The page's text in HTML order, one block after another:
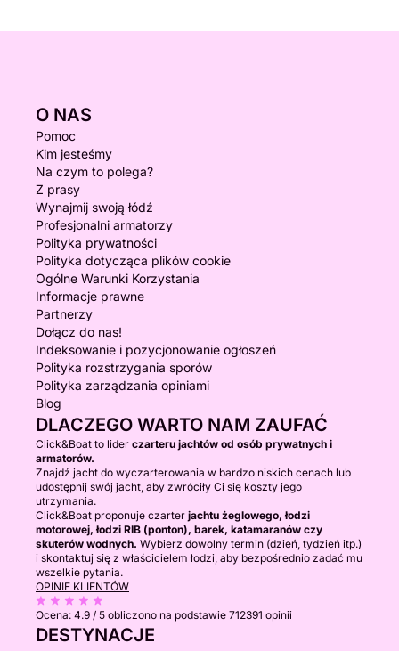
O NAS
Pomoc
Kim jesteśmy
Na czym to polega?
Z prasy
Wynajmij swoją łódź
Profesjonalni armatorzy
Polityka prywatności
Polityka dotycząca plików cookie
Ogólne Warunki Korzystania
Informacje prawne
Partnerzy
Dołącz do nas!
Indeksowanie i pozycjonowanie ogłoszeń
Polityka rozstrzygania sporów
Polityka zarządzania opiniami
Blog
DLACZEGO WARTO NAM ZAUFAĆ
Click&Boat to lider czarteru jachtów od osób prywatnych i
armatorów.
Znajdź jacht do wyczarterowania w bardzo niskich cenach lub
udostępnij swój jacht, aby zwróciły Ci się koszty jego
utrzymania.
Click&Boat proponuje czarter jachtu żeglowego, łodzi
motorowej, łodzi RIB (ponton), barek, katamaranów czy
skuterów wodnych. Wybierz dowolny termin (dzień, tydzień itp.)
i skontaktuj się z właścicielem łodzi, aby bezpośrednio zadać mu
wszelkie pytania.
OPINIE KLIENTÓW
Ocena: 4.9 / 5 obliczono na podstawie 712391 opinii
DESTYNACJE